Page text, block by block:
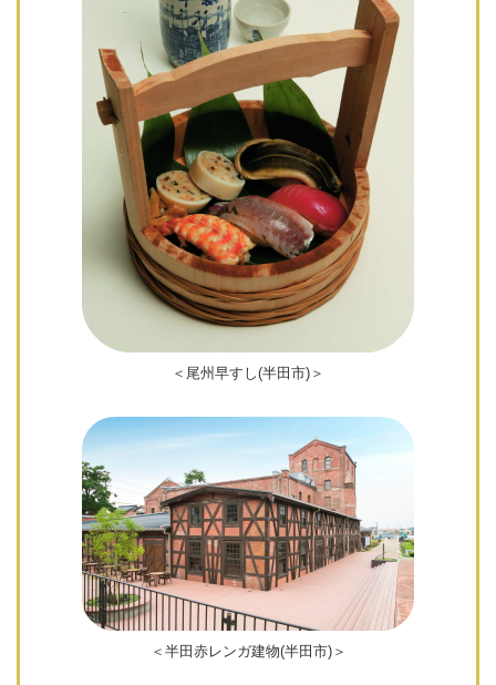
＜尾州早すし(半田市)＞
＜半田赤レンガ建物(半田市)＞